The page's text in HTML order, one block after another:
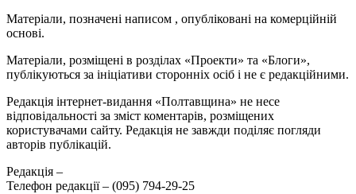
Матеріали, позначені написом , опубліковані на комерційній
основі.
Матеріали, розміщені в розділах «Проекти» та «Блоги»,
публікуються за ініціативи сторонніх осіб і не є редакційними.
Редакція інтернет-видання «Полтавщина» не несе
відповідальності за зміст коментарів, розміщених
користувачами сайту. Редакція не завжди поділяє погляди
авторів публікацій.
Редакція –
Телефон редакції – (095) 794-29-25